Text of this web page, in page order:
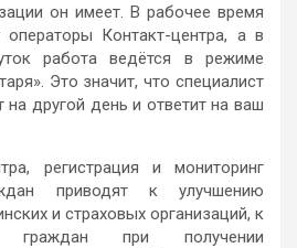
он имеет. В рабочее время
Контакт-центра, а в
работа ведётся в режиме
Это значит, что специалист
на другой день и ответит на ваш
регистрация и мониторинг
приводят к улучшению
и страховых организаций, к
граждан при получении